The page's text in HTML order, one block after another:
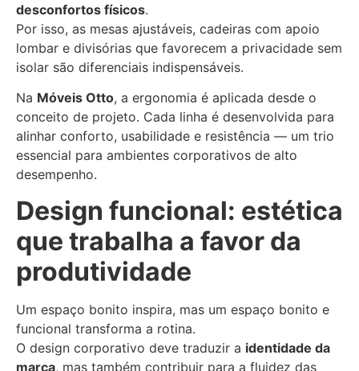
desconfortos físicos.
Por isso, as mesas ajustáveis, cadeiras com apoio
lombar e divisórias que favorecem a privacidade sem
isolar são diferenciais indispensáveis.
Na Móveis Otto, a ergonomia é aplicada desde o
conceito de projeto. Cada linha é desenvolvida para
alinhar conforto, usabilidade e resistência — um trio
essencial para ambientes corporativos de alto
desempenho.
Design funcional: estética
que trabalha a favor da
produtividade
Um espaço bonito inspira, mas um espaço bonito e
funcional transforma a rotina.
O design corporativo deve traduzir a identidade da
marca, mas também contribuir para a fluidez das